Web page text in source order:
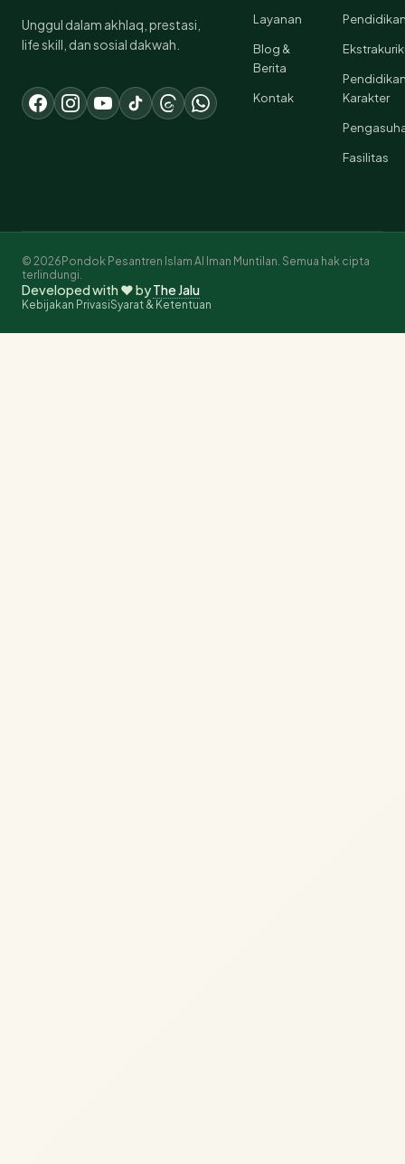
Unggul dalam akhlaq, prestasi,
life skill, dan sosial dakwah.
Layanan
Blog &
Berita
Kontak
Karakter
Fasilitas
© 2026Pondok Pesantren Islam Al Iman Muntilan. Semua hak cipta
terlindungi.
Developed with ❤️ byThe Jalu
Kebijakan PrivasiSyarat & Ketentuan